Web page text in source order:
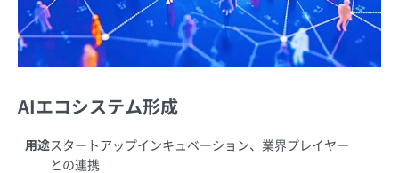
AIエコシステム形成
用途スタートアップインキュベーション、業界プレイヤー
との連携